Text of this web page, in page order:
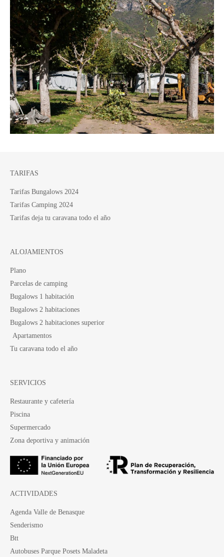
TARIFAS
Tarifas Bungalows 2024
Tarifas Camping 2024
Tarifas deja tu caravana todo el año
ALOJAMIENTOS
Plano
Parcelas de camping
Bugalows 1 habitación
Bugalows 2 habitaciones
Bugalows 2 habitaciones superior
Apartamentos
Tu caravana todo el año
SERVICIOS
Restaurante y cafetería
Piscina
Supermercado
Zona deportiva y animación
ACTIVIDADES
Agenda Valle de Benasque
Senderismo
Btt
Autobuses Parque Posets Maladeta